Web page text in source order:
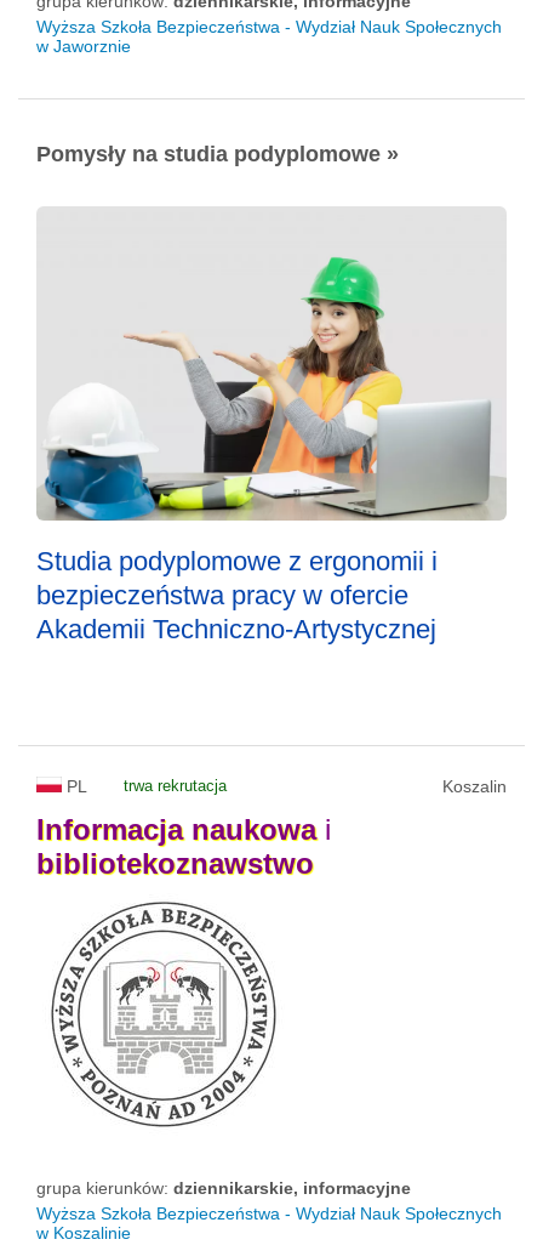
Wyższa Szkoła Bezpieczeństwa - Wydział Nauk Społecznych
w Jaworznie
Pomysły na studia podyplomowe »
Studia podyplomowe z ergonomii i
bezpieczeństwa pracy w ofercie
Akademii Techniczno-Artystycznej
PL trwa rekrutacja Koszalin
Informacja naukowai
bibliotekoznawstwo
grupa kierunków: dziennikarskie, informacyjne
Wyższa Szkoła Bezpieczeństwa - Wydział Nauk Społecznych
w Koszalinie